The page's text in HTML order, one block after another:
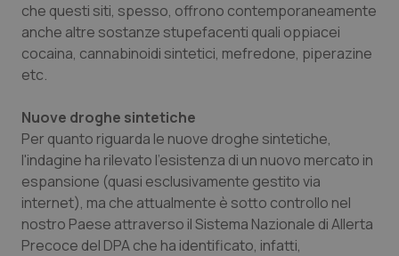
che questi siti, spesso, offrono contemporaneamente
anche altre sostanze stupefacenti quali oppiacei
cocaina, cannabinoidi sintetici, mefredone, piperazine
etc.
Nuove droghe sintetiche
Per quanto riguarda le nuove droghe sintetiche,
l'indagine ha rilevato l'esistenza di un nuovo mercato in
espansione (quasi esclusivamente gestito via
internet), ma che attualmente è sotto controllo nel
nostro Paese attraverso il Sistema Nazionale di Allerta
Precoce del DPA che ha identificato, infatti,